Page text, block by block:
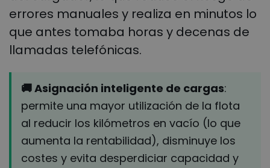
errores manuales y realiza en minutos lo
que antes tomaba horas y decenas de
llamadas telefónicas.
🚚 Asignación inteligente de cargas:
permite una mayor utilización de la flota
al reducir los kilómetros en vacío (lo que
aumenta la rentabilidad), disminuye los
costes y evita desperdiciar capacidad y